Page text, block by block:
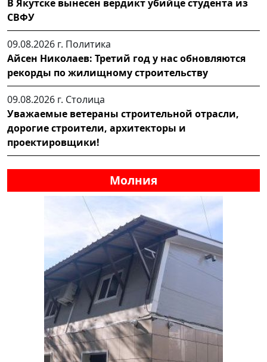
В Якутске вынесен вердикт убийце студента из
СВФУ
09.08.2026 г. Политика
Айсен Николаев: Третий год у нас обновляются
рекорды по жилищному строительству
09.08.2026 г. Столица
Уважаемые ветераны строительной отрасли,
дорогие строители, архитекторы и
проектировщики!
Молния